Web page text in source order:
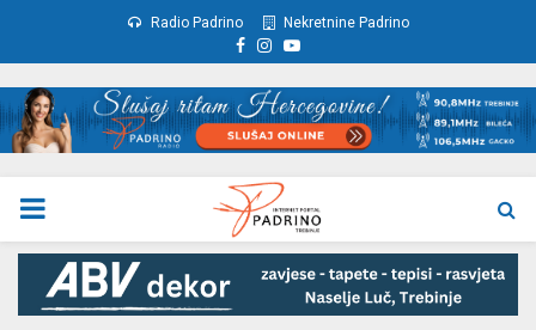
Radio Padrino Nekretnine Padrino
Facebook
Instagram
Youtube
PRIMARY
MENU